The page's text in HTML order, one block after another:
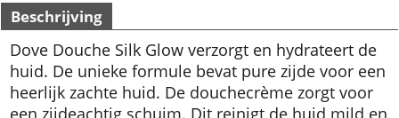
Beschrijving
Dove Douche Silk Glow verzorgt en hydrateert de
huid. De unieke formule bevat pure zijde voor een